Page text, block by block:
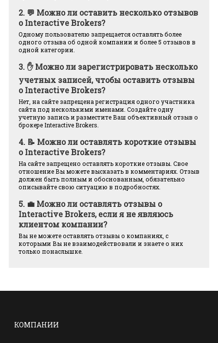
2. 💬 Можно ли оставить несколько отзывов
о Interactive Brokers?
Одному пользователю запрещается оставлять более
одного отзыва об одной компании и более 5 отзывов в
одной категории.
3. ✋ Можно ли зарегистрировать несколько
учетных записей, чтобы оставить отзывы
о Interactive Brokers?
Нет, на сайте запрещена регистрация одного участника
сайта под несколькими именами. Создайте одну
учетную запись и разместите Ваш объективный отзыв о
брокере Interactive Brokers.
4. 📝 Можно ли оставлять короткие отзывы
о Interactive Brokers?
На сайте запрещено оставлять короткие отзывы. Свое
отношение Вы можете высказать в комментариях. Отзыв
должен быть полным и обоснованным, обязательно
описывайте свою ситуацию в подробностях.
5. 💼 Можно ли оставлять отзывы о
Interactive Brokers, если я не являюсь
клиентом компании?
Вы не можете оставлять отзывы о компаниях, с
которыми Вы не взаимодействовали и знаете о них
только понаслышке.
КОМПАНИИ